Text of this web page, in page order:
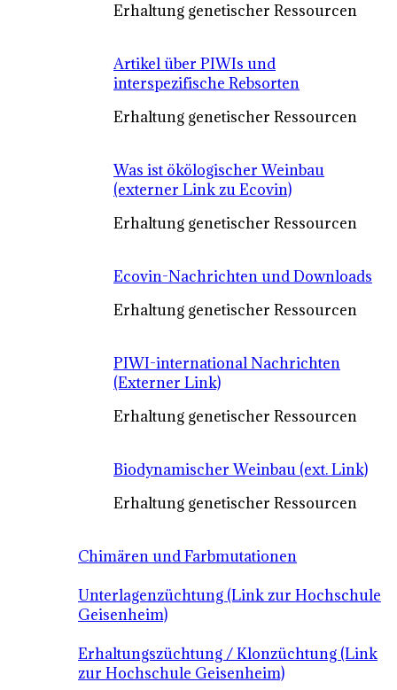
Erhaltung genetischer Ressourcen
Artikel über PIWIs und
interspezifische Rebsorten
Erhaltung genetischer Ressourcen
Was ist ökölogischer Weinbau
(externer Link zu Ecovin)
Erhaltung genetischer Ressourcen
Ecovin-Nachrichten und Downloads
Erhaltung genetischer Ressourcen
PIWI-international Nachrichten
(Externer Link)
Erhaltung genetischer Ressourcen
Biodynamischer Weinbau (ext. Link)
Erhaltung genetischer Ressourcen
Chimären und Farbmutationen
Unterlagenzüchtung (Link zur Hochschule
Geisenheim)
Erhaltungszüchtung / Klonzüchtung (Link
zur Hochschule Geisenheim)